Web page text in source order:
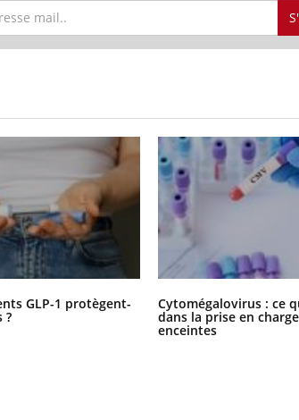
GLP-1 protègent-
?
Cytomégalovirus : ce
dans la prise en
enceintes